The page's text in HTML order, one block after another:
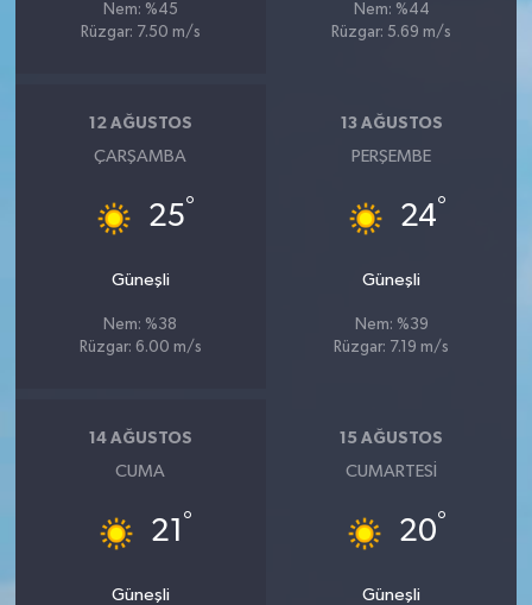
Nem: %45
Rüzgar: 7.50 m/s
Nem: %44
Rüzgar: 5.69 m/s
12 AĞUSTOS
ÇARŞAMBA
25°
Güneşli
Nem: %38
Rüzgar: 6.00 m/s
13 AĞUSTOS
PERŞEMBE
24°
Güneşli
Nem: %39
Rüzgar: 7.19 m/s
14 AĞUSTOS
CUMA
21 °
Güneşli
15 AĞUSTOS
CUMARTESI
20°
Güneşli